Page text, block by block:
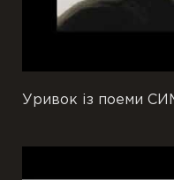
Уривок із поеми